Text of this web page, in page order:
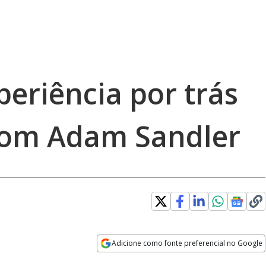
por trás
Adam Sandler
Adicione como fonte preferencial no Google